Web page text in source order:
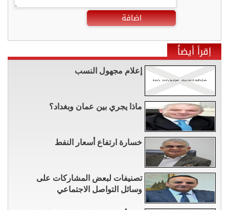
اضافة
إقرأ أيضاً
إعلام مجهول النسب
ماذا يجري بين عمان وبغداد؟
خسارة ارتفاع أسعار النفط
تصنيفات لبعض المشاركات على
وسائل التواصل الاجتماعي